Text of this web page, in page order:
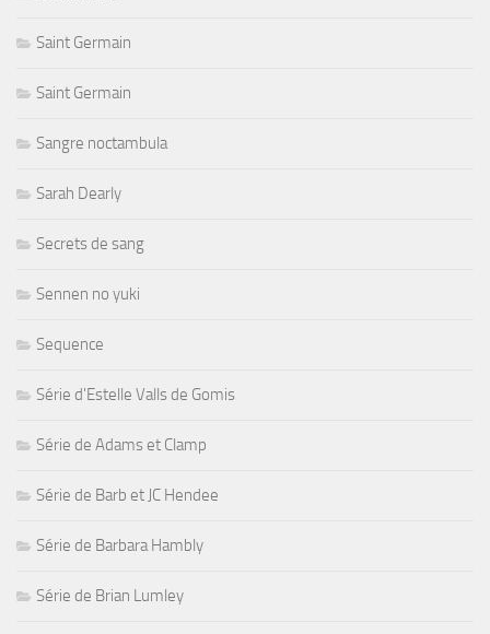
Saint Germain
Saint Germain
Sangre noctambula
Sarah Dearly
Secrets de sang
Sennen no yuki
Sequence
Série d'Estelle Valls de Gomis
Série de Adams et Clamp
Série de Barb et JC Hendee
Série de Barbara Hambly
Série de Brian Lumley